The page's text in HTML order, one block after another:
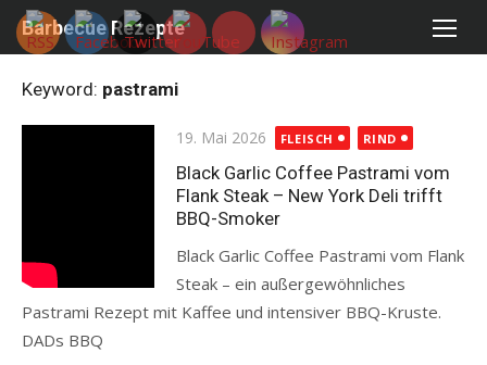
Skip
Barbecue Rezepte
Keyword: pastrami
Posted
on
19. Mai 2026 FLEISCH RIND
Black Garlic Coffee Pastrami vom
Flank Steak – New York Deli trifft
BBQ-Smoker
Black Garlic Coffee Pastrami vom Flank
Steak – ein außergewöhnliches
Pastrami Rezept mit Kaffee und intensiver BBQ-Kruste.
DADs BBQ